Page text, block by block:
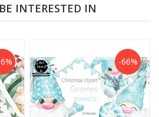
INTERESTED IN
-66%